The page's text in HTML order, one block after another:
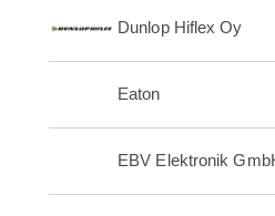
Dunlop Hiflex Oy
Eaton
EBV Elektronik